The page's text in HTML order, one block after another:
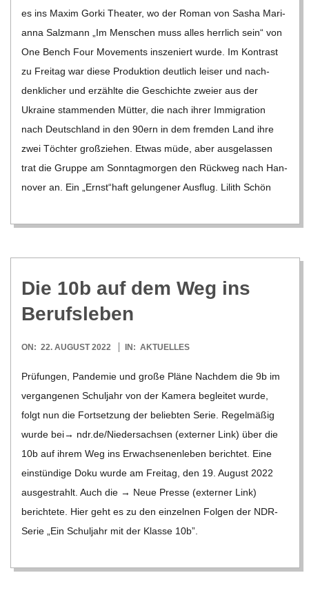
es ins Maxim Gorki Thea­ter, wo der Roman von Sasha Mari­
anna Salz­mann „Im Men­schen muss alles herr­lich sein“ von
One Bench Four Move­ments insze­niert wurde. Im Kon­trast
zu Frei­tag war diese Pro­duk­tion deut­lich lei­ser und nach­
denk­li­cher und erzählte die Geschichte zweier aus der
Ukraine stam­men­den Müt­ter, die nach ihrer Immi­gra­tion
nach Deutsch­land in den 90ern in dem frem­den Land ihre
zwei Töch­ter groß­zie­hen. Etwas müde, aber aus­ge­las­sen
trat die Gruppe am Sonn­tag­mor­gen den Rück­weg nach Han­
no­ver an. Ein „Ernst“haft gelun­ge­ner Aus­flug. Lilith Schön
Die 10b auf dem Weg ins
Berufsleben
2022-
ON: 22. AUGUST 2022 IN: AKTUELLES
Prü­fun­gen, Pan­de­mie und große Pläne Nach­dem die 9b im
ver­gan­ge­nen Schul­jahr von der Kamera beglei­tet wurde,
folgt nun die Fort­set­zung der belieb­ten Serie. Regel­mä­ßig
wurde bei→ ndr​.de/​N​i​e​d​e​r​s​a​c​h​sen (exter­ner Link) über die
10b auf ihrem Weg ins Erwach­se­nen­le­ben berich­tet. Eine
ein­stün­dige Doku wurde am Frei­tag, den 19. August 2022
aus­ge­strahlt. Auch die → Neue Presse (exter­ner Link)
berich­tete. Hier geht es zu den ein­zel­nen Fol­gen der NDR-
Serie „Ein Schul­jahr mit der Klasse 10b”.